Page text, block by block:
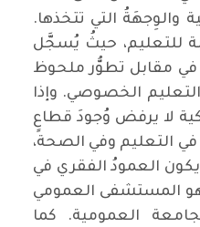
والوِجهَةُ التي تتخذها.
للتعليم، حيثُ يُسجَّل
في مقابل تطوُّر ملحوظ
الخصوصي. وإذا
لا يرفض وُجودَ قطاعٍ
وفي الصحة،
يكون العمودُ الفقري في
هو المستشفى العمومي
العمومية. كما